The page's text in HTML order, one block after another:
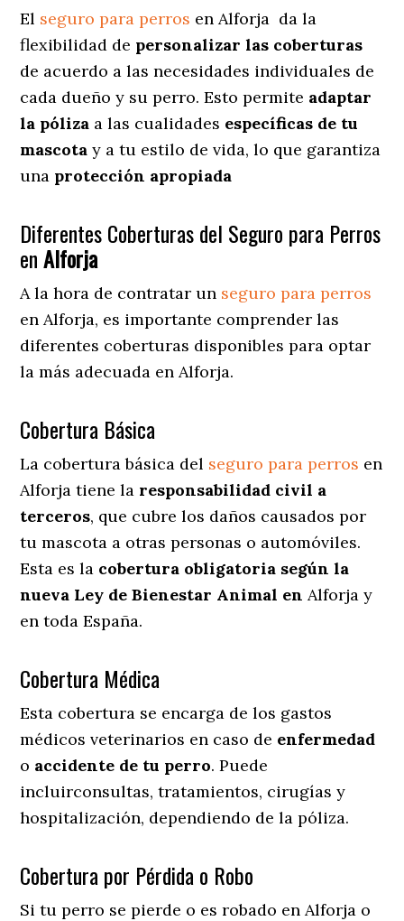
El seguro para perros en Alforja da la
flexibilidad de personalizar las coberturas
de acuerdo a las necesidades individuales de
cada dueño y su perro. Esto permite adaptar
la póliza a las cualidades específicas de tu
mascota y a tu estilo de vida, lo que garantiza
una protección apropiada
Diferentes Coberturas del Seguro para Perros
en Alforja
A la hora de contratar un seguro para perros
en Alforja, es importante comprender las
diferentes coberturas disponibles para optar
la más adecuada en Alforja.
Cobertura Básica
La cobertura básica del seguro para perros en
Alforja tiene la responsabilidad civil a
terceros, que cubre los daños causados por
tu mascota a otras personas o automóviles.
Esta es la cobertura obligatoria según la
nueva Ley de Bienestar Animal en Alforja y
en toda España.
Cobertura Médica
Esta cobertura se encarga de los gastos
médicos veterinarios en caso de enfermedad
o accidente de tu perro. Puede
incluirconsultas, tratamientos, cirugías y
hospitalización, dependiendo de la póliza.
Cobertura por Pérdida o Robo
Si tu perro se pierde o es robado en Alforja o